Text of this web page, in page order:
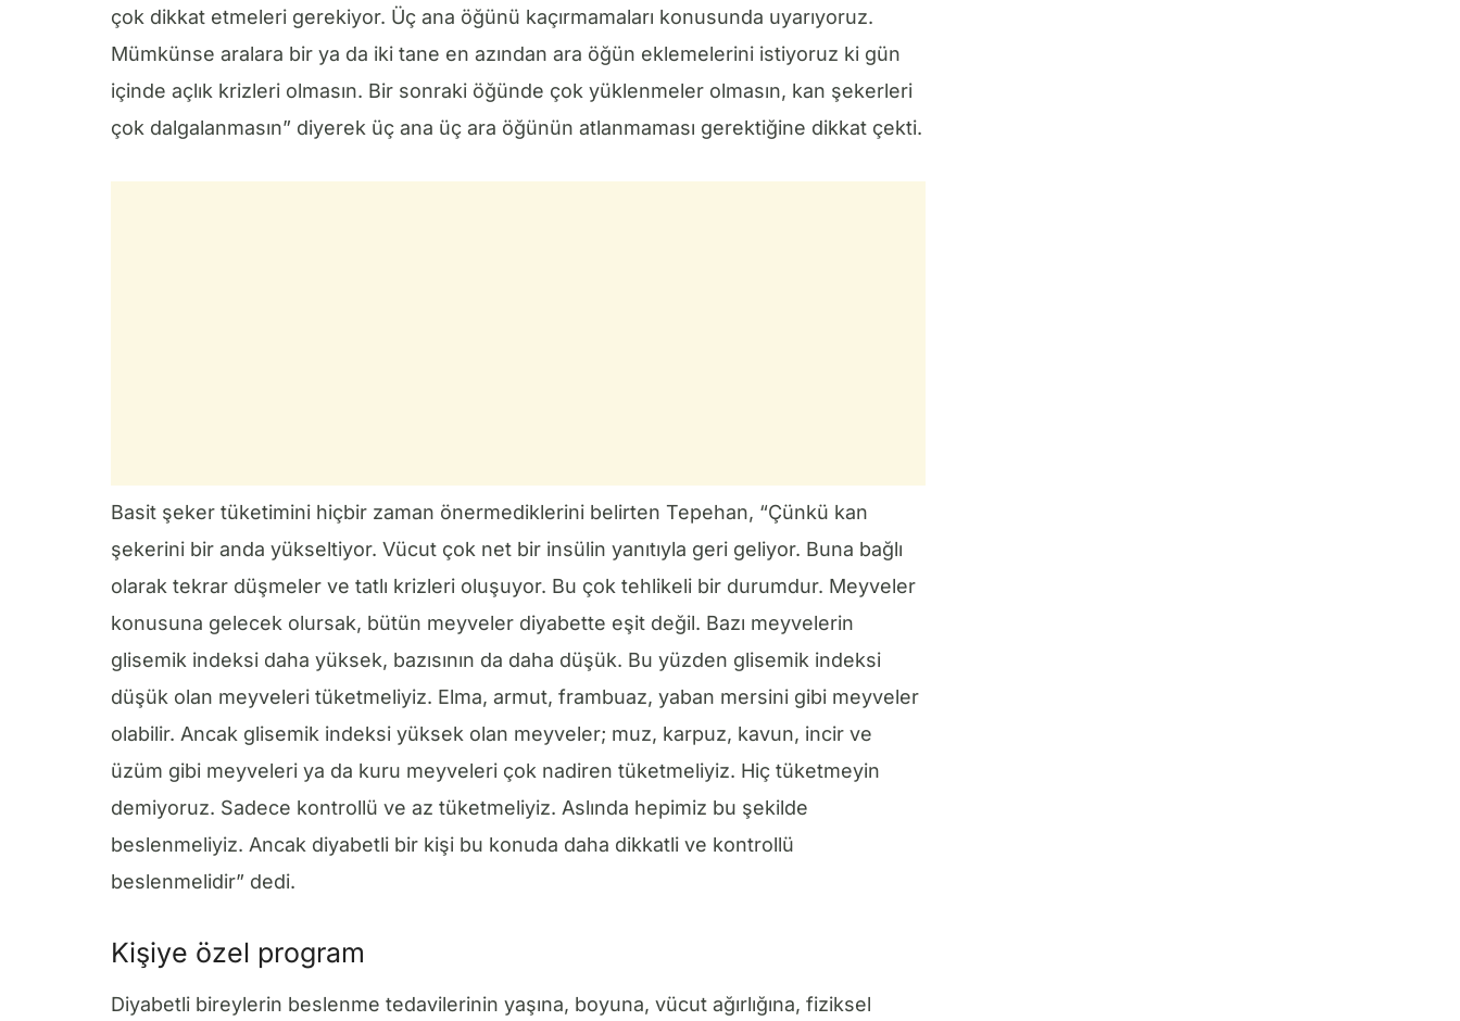
çok dikkat etmeleri gerekiyor. Üç ana öğünü kaçırmamaları konusunda uyarıyoruz.
Mümkünse aralara bir ya da iki tane en azından ara öğün eklemelerini istiyoruz ki gün
içinde açlık krizleri olmasın. Bir sonraki öğünde çok yüklenmeler olmasın, kan şekerleri
çok dalgalanmasın” diyerek üç ana üç ara öğünün atlanmaması gerektiğine dikkat çekti.
Basit şeker tüketimini hiçbir zaman önermediklerini belirten Tepehan, “Çünkü kan
şekerini bir anda yükseltiyor. Vücut çok net bir insülin yanıtıyla geri geliyor. Buna bağlı
olarak tekrar düşmeler ve tatlı krizleri oluşuyor. Bu çok tehlikeli bir durumdur. Meyveler
konusuna gelecek olursak, bütün meyveler diyabette eşit değil. Bazı meyvelerin
glisemik indeksi daha yüksek, bazısının da daha düşük. Bu yüzden glisemik indeksi
düşük olan meyveleri tüketmeliyiz. Elma, armut, frambuaz, yaban mersini gibi meyveler
olabilir. Ancak glisemik indeksi yüksek olan meyveler; muz, karpuz, kavun, incir ve
üzüm gibi meyveleri ya da kuru meyveleri çok nadiren tüketmeliyiz. Hiç tüketmeyin
demiyoruz. Sadece kontrollü ve az tüketmeliyiz. Aslında hepimiz bu şekilde
beslenmeliyiz. Ancak diyabetli bir kişi bu konuda daha dikkatli ve kontrollü
beslenmelidir” dedi.
Kişiye özel program
Diyabetli bireylerin beslenme tedavilerinin yaşına, boyuna, vücut ağırlığına, fiziksel